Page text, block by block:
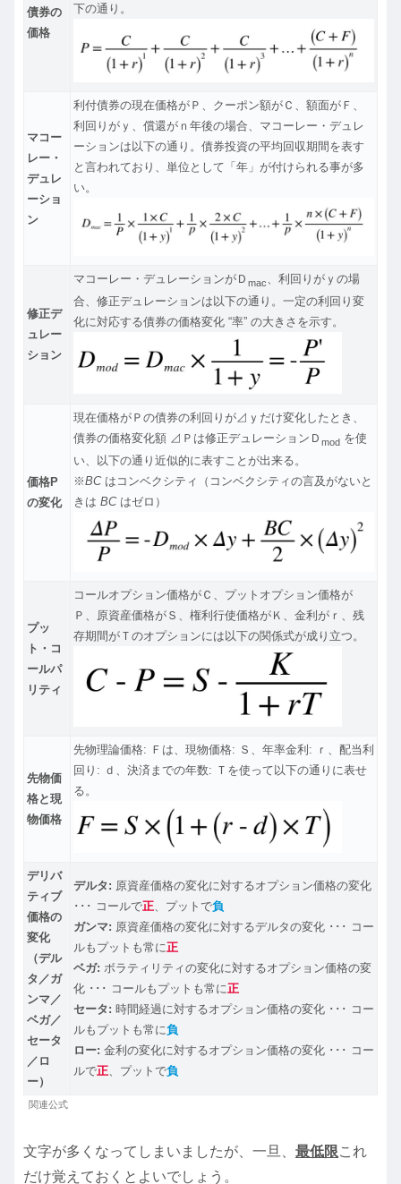
債券の
価格
下の通り。
マコー
レー・
デュレ
ーショ
ン
利付債券の現在価格がＰ、クーポン額がＣ、額面がＦ、
利回りがｙ、償還がｎ年後の場合、マコーレー・デュレ
ーションは以下の通り。債券投資の平均回収期間を表す
と言われており、単位として「年」が付けられる事が多
い。
修正デ
ュレー
ション
マコーレー・デュレーションがＤ mac
、利回りがｙの場
合、修正デュレーションは以下の通り。一定の利回り変
化に対応する債券の価格変化 “率” の大きさを示す。
価格P
の変化
現在価格がＰの債券の利回りが⊿ｙだけ変化したとき、
債券の価格変化額 ⊿Ｐは修正デュレーションＤ mod を使
い、以下の通り近似的に表すことが出来る。
※BCはコンベクシティ（コンベクシティの言及がないと
きは BCはゼロ）
プッ
ト・コ
ールパ
リティ
コールオプション価格がＣ、プットオプション価格が
Ｐ、原資産価格がＳ、権利行使価格がＫ、金利がｒ、残
存期間がＴのオプションには以下の関係式が成り立つ。
先物価
格と現
物価格
先物理論価格: Ｆは、現物価格: Ｓ、年率金利: ｒ、配当利
回り: ｄ、決済までの年数: Ｔを使って以下の通りに表せ
る。
デリバ
ティブ
価格の
変化
（デル
タ／ガ
ンマ／
ベガ／
セータ
／ロ
ー）
デルタ: 原資産価格の変化に対するオプション価格の変化
･･･ コールで正 、プットで負
ガンマ: 原資産価格の変化に対するデルタの変化 ･･･ コー
ルもプットも常に正
ベガ: ボラティリティの変化に対するオプション価格の変
化 ･･･ コールもプットも常に正
セータ: 時間経過に対するオプション価格の変化 ･･･ コー
ルもプットも常に負
ロー: 金利の変化に対するオプション価格の変化 ･･･ コー
ルで正 、プットで負
関連公式
文字が多くなってしまいましたが、一旦、 最低限これ
だけ覚えておくとよいでしょう。